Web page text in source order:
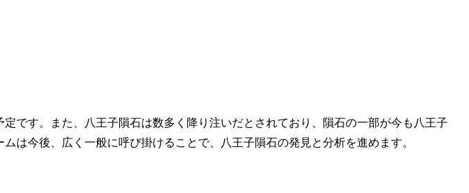
です。また、八王子隕石は数多く降り注いだとされており、隕石の一部が今も八王子
は今後、広く一般に呼び掛けることで、八王子隕石の発見と分析を進めます。